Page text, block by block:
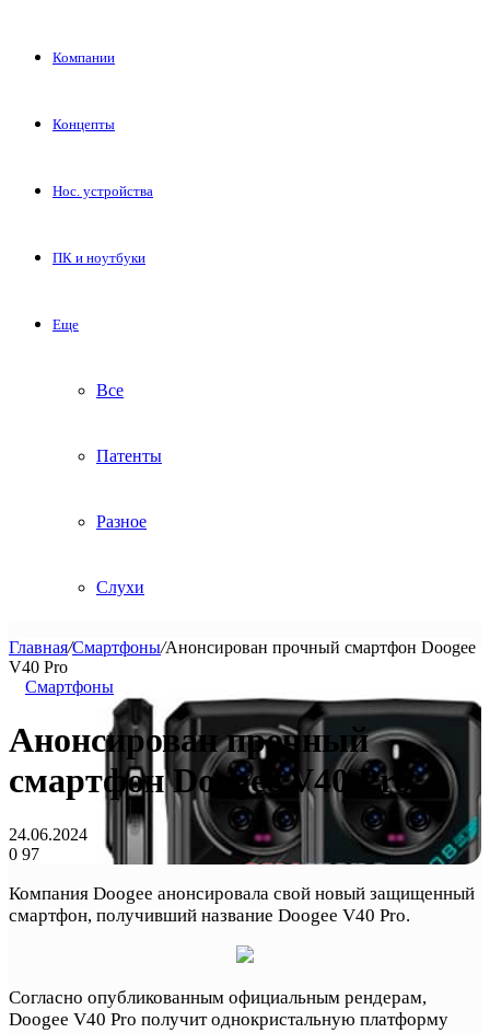
Компании
Концепты
Нос. устройства
ПК и ноутбуки
Еще
Все
Патенты
Разное
Слухи
Главная/Смартфоны/Анонсирован прочный смартфон Doogee
V40 Pro
Смартфоны
Анонсирован прочный
смартфон Doogee V40 Pro
24.06.2024
0 97
Компания Doogee анонсировала свой новый защищенный
смартфон, получивший название Doogee V40 Pro.
Согласно опубликованным официальным рендерам,
Doogee V40 Pro получит однокристальную платформу